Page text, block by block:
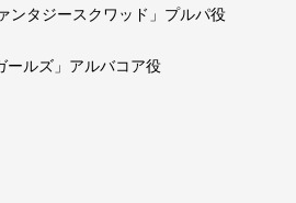
ンタジースクワッド」プルパ役
ールズ」アルバコア役